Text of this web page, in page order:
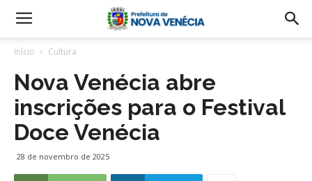
Início Cultura
Nova Venécia abre
inscrições para o Festival
Doce Venécia
28 de novembro de 2025